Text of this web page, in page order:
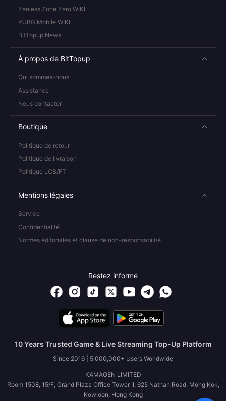
Zenless Zone Zero WIKI
PUBG Mobile WIKI
BitTopup News
À propos de BitTopup
Qui sommes-nous
Assistance
Nous contacter
Boutique
Politique de retour
Politique de livraison
Politique LCB/FT
Mentions légales
Service
Confidentialité
Normes éditoriales et clause de non-responsabilité
Restez informé
10 Years Trusted Game & Live Streaming Top-Up Platform
Since 2016 | 5,000,000+ Users Worldwide
KAMAGEN LIMITED
Room 1508, 15/F, Grand Plaza Office Tower II, 625 Nathan Road, Mong Kok,
Kowloon, Hong Kong